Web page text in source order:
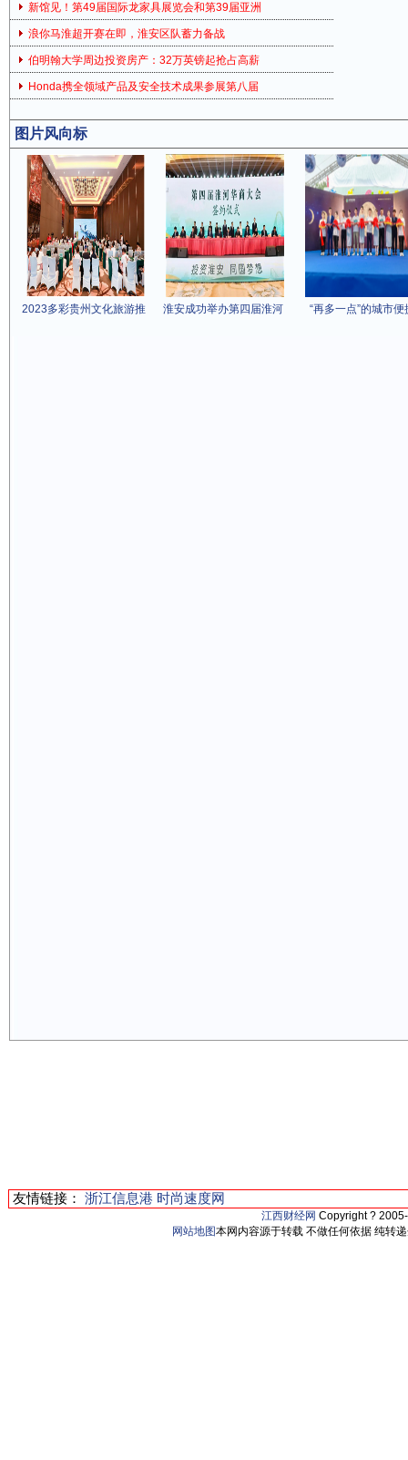
新馆见！第49届国际龙家具展览会和第39届亚洲
浪你马淮超开赛在即，淮安区队蓄力备战
伯明翰大学周边投资房产：32万英镑起抢占高薪
Honda携全领域产品及安全技术成果参展第八届
图片风向标
2023多彩贵州文化旅游推 淮安成功举办第四届淮河 “再多一点”的城市便
友情链接： 浙江信息港 时尚速度网
江西财经网 Copyright ?
网站地图本网内容源于转载 不做任何依据 纯转